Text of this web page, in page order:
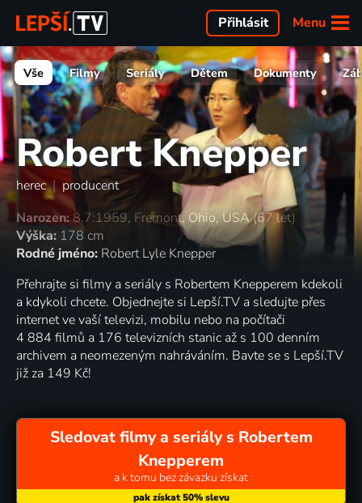
Menu
Přihlásit
Vše Filmy Seriály Dětem Dokumenty
Robert Knepper
herec | producent
Narozen: 8.7.1959, Fremont, Ohio, USA (67 let)
Výška: 178 cm
Rodné jméno: Robert Lyle Knepper
Přehrajte si filmy a seriály s Robertem Knepperem kdekoli
a kdykoli chcete. Objednejte si Lepší.TV a sledujte přes
internet ve vaší televizi, mobilu nebo na počítači
4 884 filmů a 176 televizních stanic až s 100 denním
archivem a neomezeným nahráváním. Bavte se s Lepší.TV
již za 149 Kč!
Sledovat filmy a seriály s Robertem
Knepperem
a k tomu bez závazku získat